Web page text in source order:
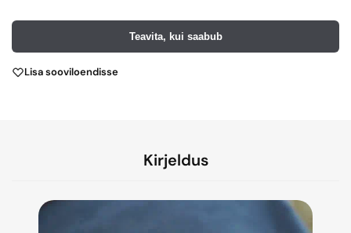
Teavita, kui saabub
Lisa sooviloendisse
Kirjeldus